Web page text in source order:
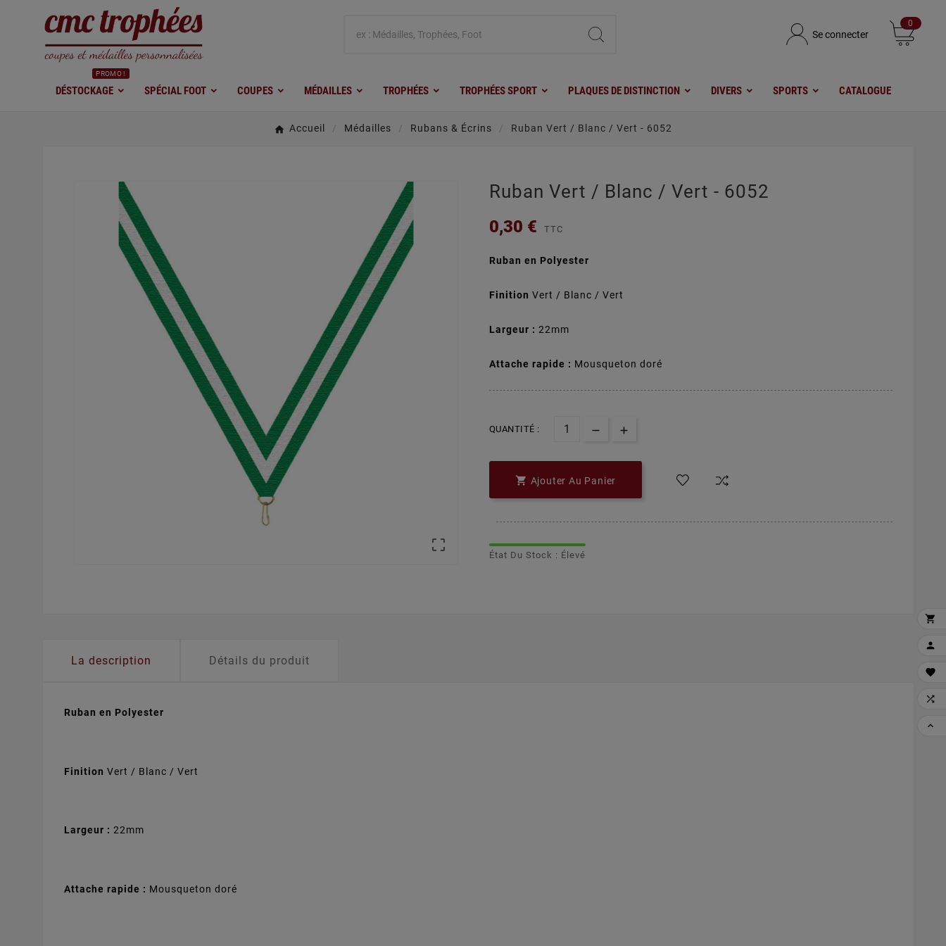
Se connecter
0
DÉSTOCKAGE
PROMO !
SPÉCIAL FOOT COUPES MÉDAILLES TROPHÉES TROPHÉES SPORT PLAQUES DE DISTINCTION DIVERS SPORTS CATALOGUE
Accueil Médailles Rubans & Écrins Ruban Vert / Blanc / Vert - 6052

Ruban Vert / Blanc / Vert - 6052
0,30 € TTC
Ruban en Polyester
Finition Vert / Blanc / Vert
Largeur : 22mm
Attache rapide : Mousqueton doré
QUANTITÉ :
 Ajouter Au Panier
État Du Stock : Élevé
La description Détails du produit
Ruban en Polyester
Finition Vert / Blanc / Vert
Largeur : 22mm
Attache rapide : Mousqueton doré




